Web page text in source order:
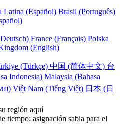
Latina (Español) Brasil (Português)
France (Français) Polska
(English)
(Türkçe) 中国 (简体中文) 台
Indonesia) Malaysia (Bahasa
ย) Việt Nam (Tiếng Việt) 日本 (日
región aquí
tiempo: asignación sabia para el